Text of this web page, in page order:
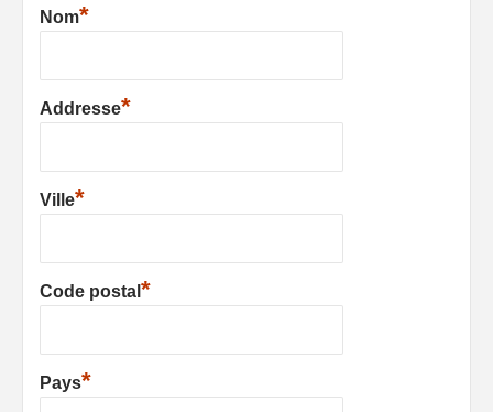
Nom*
Addresse*
Ville*
Code postal *
Pays*